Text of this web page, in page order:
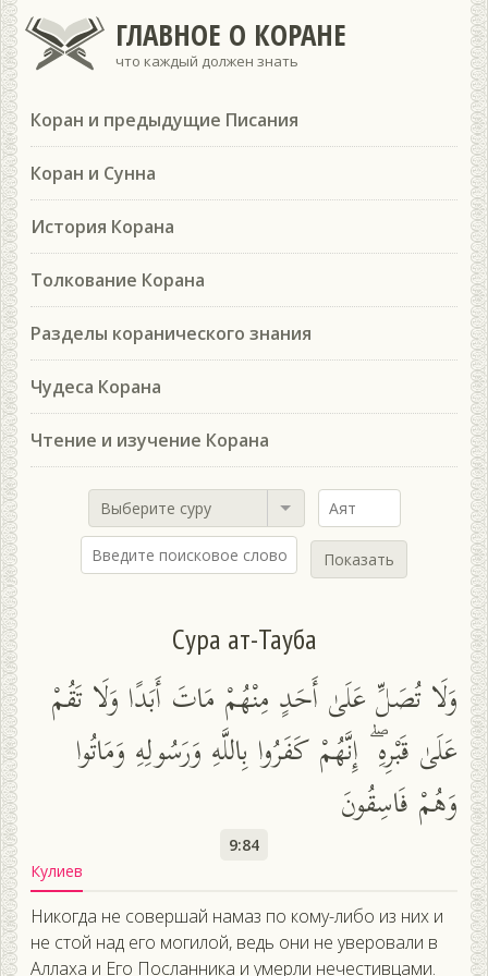
ГЛАВНОЕ О КОРАНЕ
что каждый должен знать
Коран и предыдущие Писания
Коран и Сунна
История Корана
Толкование Корана
Разделы коранического знания
Чудеса Корана
Чтение и изучение Корана
Выберите суру
Показать
Сура ат-Тауба
وَلَا تُصَلِّ عَلَىٰ أَحَدٍ مِنْهُمْ مَاتَ أَبَدًا وَلَا تَقُمْ
عَلَىٰ قَبْرِهِ ۖ إِنَّهُمْ كَفَرُوا بِاللَّهِ وَرَسُولِهِ وَمَاتُوا
وَهُمْ فَاسِقُونَ
9:84
Кулиев
Никогда не совершай намаз по кому-либо из них и
не стой над его могилой, ведь они не уверовали в
Аллаха и Его Посланника и умерли нечестивцами.